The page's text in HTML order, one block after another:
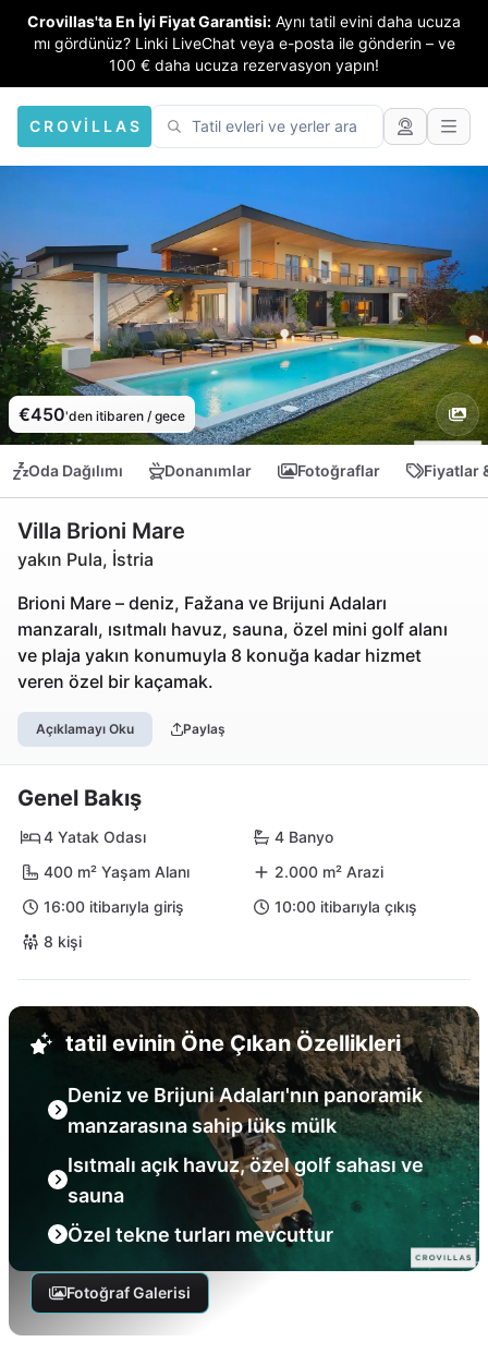
Crovillas'ta En İyi Fiyat Garantisi: Aynı tatil evini daha ucuza
mı gördünüz? Linki LiveChat veya e-posta ile gönderin – ve
100 € daha ucuza rezervasyon yapın!
CROVILLAS
€450'den itibaren / gece
Oda Dağılımı Donanımlar Fotoğraflar Fiyatlar
Villa Brioni Mare
yakın Pula, İstria
Brioni Mare – deniz, Fažana ve Brijuni Adaları
manzaralı, ısıtmalı havuz, sauna, özel mini golf alanı
ve plaja yakın konumuyla 8 konuğa kadar hizmet
veren özel bir kaçamak.
Açıklamayı Oku Paylaş
Genel Bakış
4 Yatak Odası
4 Banyo
400 m² Yaşam Alanı
2.000 m² Arazi
16:00 itibarıyla giriş
10:00 itibarıyla çıkış
8 kişi
tatil evinin Öne Çıkan Özellikleri
Deniz ve Brijuni Adaları'nın panoramik
manzarasına sahip lüks mülk
Isıtmalı açık havuz, özel golf sahası ve
sauna
Özel tekne turları mevcuttur
Fotoğraf Galerisi